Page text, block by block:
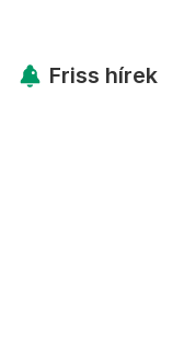
Friss hírek